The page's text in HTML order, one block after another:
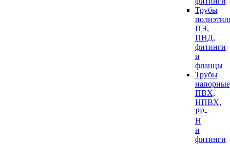
Трубы
ПЭ,
ПНД,
фитинги
и
фланцы
Трубы
напорные
ПВХ,
НПВХ,
PP-
H
и
фитинги